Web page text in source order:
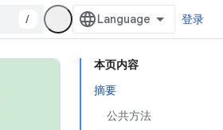
/ 登录
本页内容
摘要
公共方法